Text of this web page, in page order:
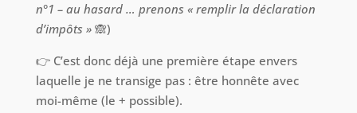
n°1 – au hasard … prenons « remplir la déclaration
d’impôts »🙈)
👉 C’est donc déjà une première étape envers
laquelle je ne transige pas : être honnête avec
moi-même (le + possible).